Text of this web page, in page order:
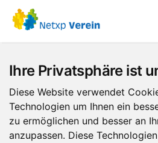
Ihre Privatsphäre ist
Diese Website verwendet
Technologien um Ihnen ein
zu ermöglichen und besser an
anzupassen. Diese